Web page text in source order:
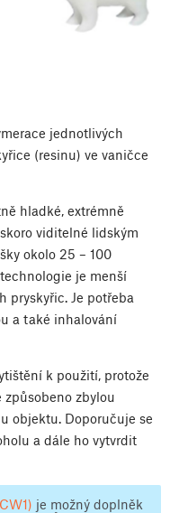
jednotlivých
(resinu) ve vaničce
hladké, extrémně
viditelné lidským
okolo 25 – 100
je menší
pryskyřic. Je potřeba
a také inhalování
k použití, protože
zbylou
objektu. Doporučuje se
a dále ho vytvrdit
je možný doplněk